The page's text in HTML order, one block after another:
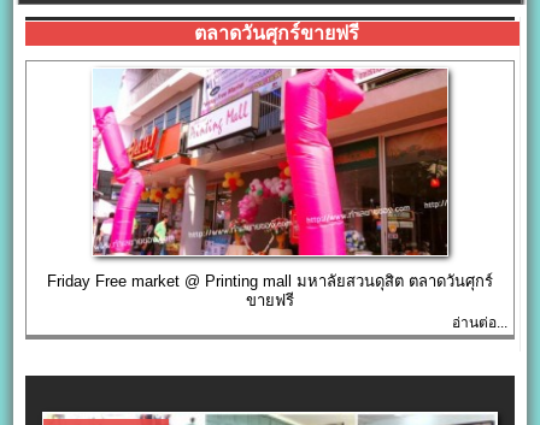
ตลาดวันศุกร์ขายฟรี
Friday Free market @ Printing mall มหาลัยสวนดุสิต ตลาดวันศุกร์
ขายฟรี
อ่านต่อ...